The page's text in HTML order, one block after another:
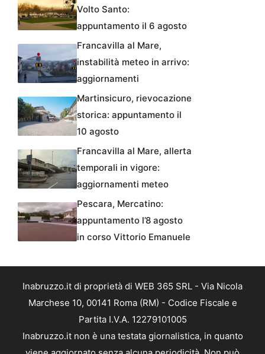
Volto Santo:
appuntamento il 6 agosto
Francavilla al Mare,
instabilità meteo in arrivo:
aggiornamenti
Martinsicuro, rievocazione
storica: appuntamento il
10 agosto
Francavilla al Mare, allerta
temporali in vigore:
aggiornamenti meteo
Pescara, Mercatino:
appuntamento l’8 agosto
in corso Vittorio Emanuele
Inabruzzo.it di proprietà di WEB 365 SRL - Via Nicola
Marchese 10, 00141 Roma (RM) - Codice Fiscale e
Partita I.V.A. 12279101005
Inabruzzo.it non è una testata giornalistica, in quanto